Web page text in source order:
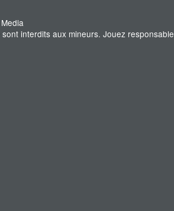
interdits aux mineurs. Jouez responsable